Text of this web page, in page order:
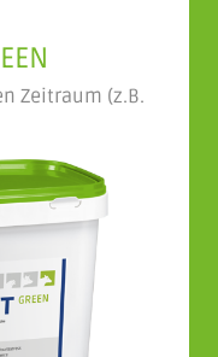
Zeitraum (z.B.